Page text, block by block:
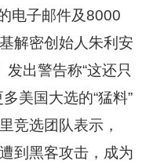
电子邮件及8000
解密创始人朱利安
出警告称“这还只
美国大选的“猛料”
竞选团队表示，
到黑客攻击，成为